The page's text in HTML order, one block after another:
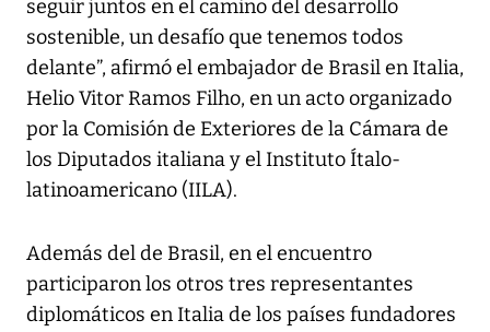
seguir juntos en el camino del desarrollo
sostenible, un desafío que tenemos todos
delante”, afirmó el embajador de Brasil en Italia,
Helio Vitor Ramos Filho, en un acto organizado
por la Comisión de Exteriores de la Cámara de
los Diputados italiana y el Instituto Ítalo-
latinoamericano (IILA).
Además del de Brasil, en el encuentro
participaron los otros tres representantes
diplomáticos en Italia de los países fundadores